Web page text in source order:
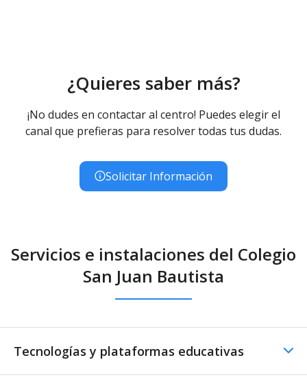
¿Quieres saber más?
¡No dudes en contactar al centro! Puedes elegir el
canal que prefieras para resolver todas tus dudas.
Solicitar Información
Servicios e instalaciones del Colegio
San Juan Bautista
Tecnologías y plataformas educativas